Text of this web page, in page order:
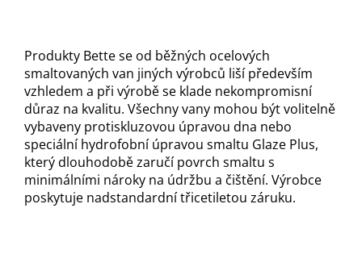
Produkty Bette se od běžných ocelových
smaltovaných van jiných výrobců liší především
vzhledem a při výrobě se klade nekompromisní
důraz na kvalitu. Všechny vany mohou být volitelně
vybaveny protiskluzovou úpravou dna nebo
speciální hydrofobní úpravou smaltu Glaze Plus,
který dlouhodobě zaručí povrch smaltu s
minimálními nároky na údržbu a čištění. Výrobce
poskytuje nadstandardní třicetiletou záruku.